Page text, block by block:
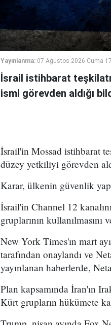
Yayınlanma: 07 Ağustos 2026 Cuma
İsrail istihbarat
ismi görevden aldığı
İsrail'in Mossad istihbarat
düzey yetkiliyi görevden
Karar, ülkenin güvenlik
İsrail'in Channel 12
gruplarının
New York Times'ın mart
tarafından onaylandı ve
yayınlanan haberlerde,
Plan kapsamında İran'ın
Kürt grupların hükümete